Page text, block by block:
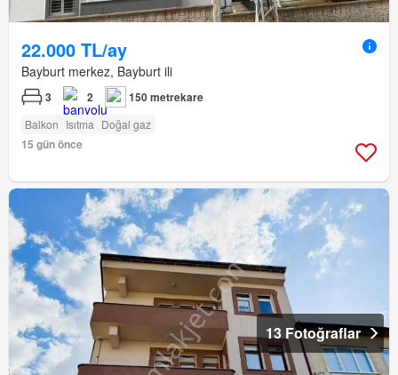
22.000 TL/ay
Bayburt merkez, Bayburt ili
3 2 150 metrekare
Balkon Isıtma Doğal gaz
15 gün önce
13 Fotoğraflar